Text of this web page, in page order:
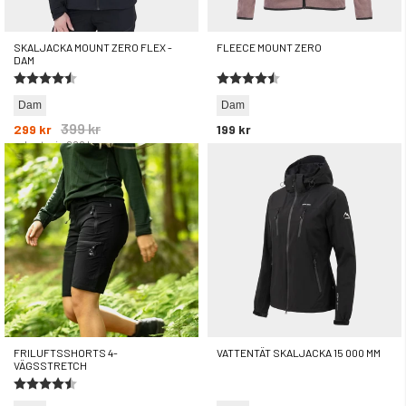
SKALJACKA MOUNT ZERO FLEX -
DAM
Dam
299 kr 399 kr
rek. utpris699 kr
Betyg:
4.7 utav 5 stjärnor
FLEECE MOUNT ZERO
Dam
199 kr
Betyg:
4.5 utav 5 stjärnor
FRILUFTSSHORTS 4-
VÄGSSTRETCH
Betyg:
4.4 utav 5 stjärnor
VATTENTÄT SKALJACKA 15 000 MM